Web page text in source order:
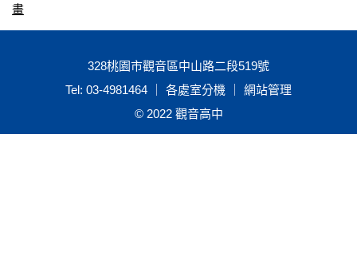
畫
328桃園市觀音區中山路二段519號
Tel: 03-4981464 ｜ 各處室分機 ｜ 網站管理
© 2022 觀音高中